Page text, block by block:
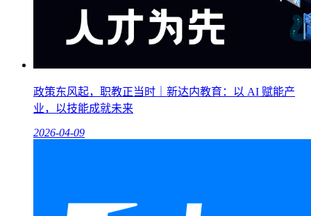
政策东风起，职教正当时｜新达内教育：以 AI 赋能产
业，以技能成就未来
2026-04-09